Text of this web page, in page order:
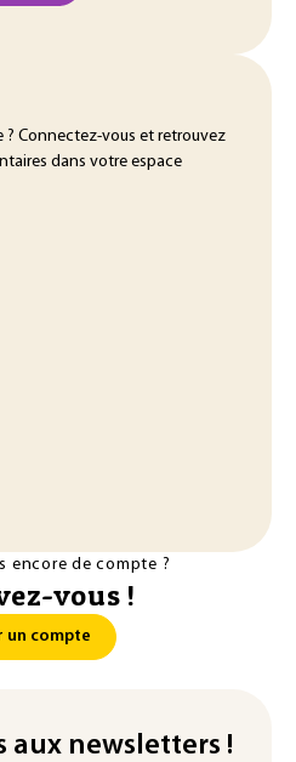
? Connectez-vous et retrouvez
dans votre espace
encore de compte ?
vous !
un compte
aux newsletters !